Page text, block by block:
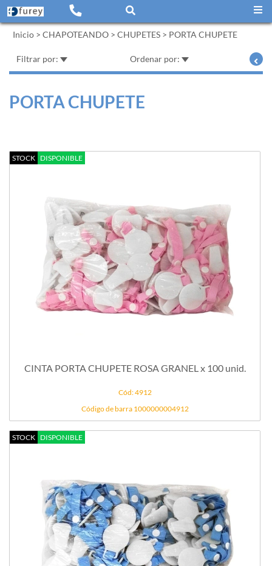
Inicio > CHAPOTEANDO > CHUPETES > PORTA CHUPETE
Filtrar por: Ordenar por:
PORTA CHUPETE
STOCK DISPONIBLE
CINTA PORTA CHUPETE ROSA GRANEL x 100 unid.
Cód: 4912
Código de barra 1000000004912
STOCK DISPONIBLE